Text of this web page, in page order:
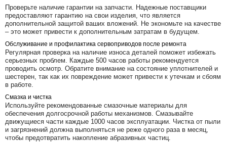
Проверьте наличие гарантии на запчасти. Надежные поставщики
предоставляют гарантию на свои изделия, что является
дополнительной защитой ваших вложений. Не экономьте на качестве
– это может привести к дополнительным затратам в будущем.
Обслуживание и профилактика сервоприводов после ремонта
Регулярная проверка на наличие износа деталей поможет избежать
серьезных проблем. Каждые 500 часов работы рекомендуется
проводить осмотр. Обратите внимание на состояние уплотнителей и
шестерен, так как их повреждение может привести к утечкам и сбоям
в работе.
Смазка и чистка
Используйте рекомендованные смазочные материалы для
обеспечения долгосрочной работы механизмов. Смазывайте
движущиеся части каждые 1000 часов эксплуатации. Чистка от пыли
и загрязнений должна выполняться не реже одного раза в месяц,
чтобы предотвратить накопление абразивных частиц.